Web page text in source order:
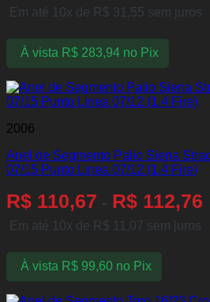
Em até 10x de R$ 31,55 sem juros
À vista R$283,94 no Pix
2006
Anel de Segmento Palio Siena
07/15 Punto Linea 07/12 (1.4 Fire)
R$ 110,67 - R$ 112,76
Em até 10x de R$ 11,07 sem juros
À vista R$99,60 no Pix